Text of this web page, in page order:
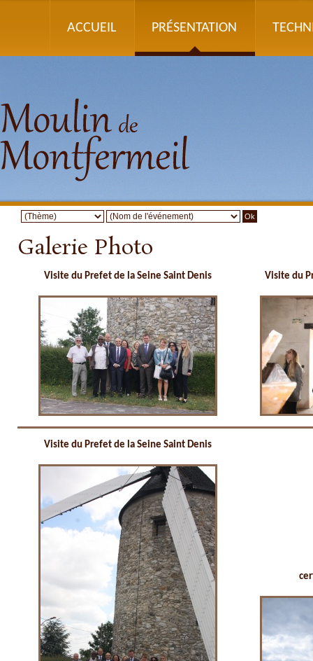
ACCUEIL PRÉSENTATION
Galerie Photo
Visite du Prefet de la Seine Saint Denis Visite du
Visite du Prefet de la Seine Saint Denis